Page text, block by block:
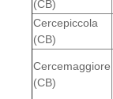
(CB)
Cercepiccola
(CB)
Cercemaggiore
(CB)